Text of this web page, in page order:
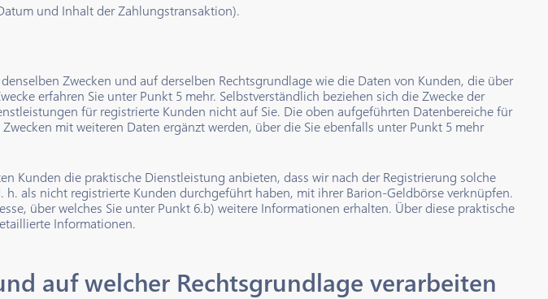
und Inhalt der Zahlungstransaktion).
Zwecken und auf derselben Rechtsgrundlage wie die Daten von Kunden, die über
erfahren Sie unter Punkt 5 mehr. Selbstverständlich beziehen sich die Zwecke der
für registrierte Kunden nicht auf Sie. Die oben aufgeführten Datenbereiche für
mit weiteren Daten ergänzt werden, über die Sie ebenfalls unter Punkt 5 mehr
Kunden die praktische Dienstleistung anbieten, dass wir nach der Registrierung solche
h. als nicht registrierte Kunden durchgeführt haben, mit ihrer Barion-Geldbörse verknüpfen.
über welches Sie unter Punkt 6.b) weitere Informationen erhalten. Über diese praktische
Informationen.
auf welcher Rechtsgrundlage verarbeiten